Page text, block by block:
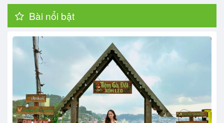
Bài nổi bật